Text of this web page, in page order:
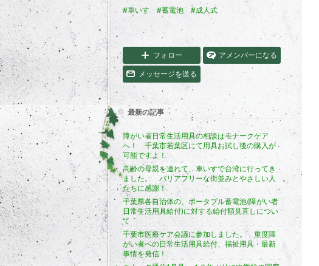
#車いす #蓄電池 #成人式
フォロー アメンバーになる
メッセージを送る
最新の記事
障がい者日常生活用具の相談はモナークケア
へ！ 千葉市若葉区にて用具お試し後の購入が
可能ですよ！
高齢の母親を連れて、車いすで台湾に行ってき
ました。 バリアフリーな街並みとやさしい人
たちに感謝！
千葉県各自治体の、ポータブル蓄電池(障がい者
日常生活用具給付)に対する給付額見直しについ
て
千葉市医療ケア会議に参加しました。 重度障
がい者への日常生活用具給付、福祉用具・最新
事情を発信！